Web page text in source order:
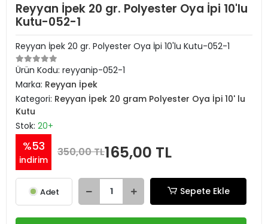
Reyyan İpek 20 gr. Polyester Oya İpi 10'lu
Kutu-052-1
Reyyan İpek 20 gr. Polyester Oya İpi 10'lu Kutu-052-1
Ürün Kodu: reyyanip-052-1
Marka: Reyyan İpek
Kategori: Reyyan İpek 20 gram Polyester Oya İpi 10' lu
Kutu
Stok: 20+
%53
indirim
350,00 TL165,00 TL
Adet Sepete Ekle